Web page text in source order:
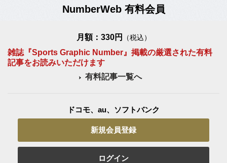
NumberWeb 有料会員
月額：330円 （税込）
雑誌『Sports Graphic Number』掲載の厳選された有料
記事をお読みいただけます
有料記事一覧へ
ドコモ、au、ソフトバンク
新規会員登録
ログイン